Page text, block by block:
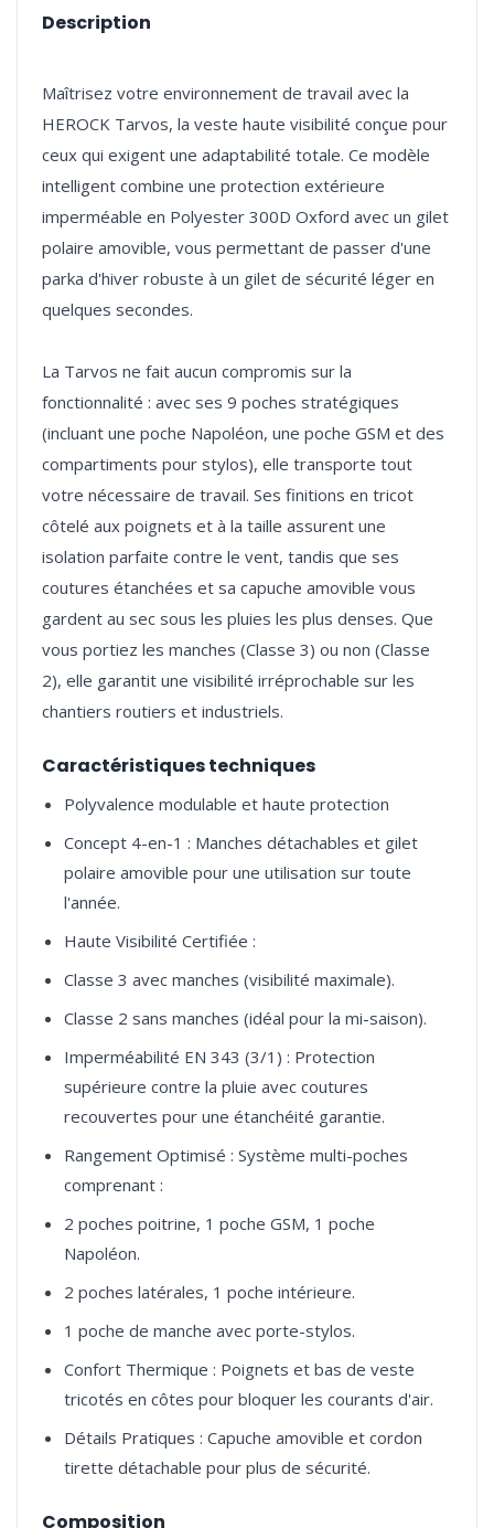
Description
Maîtrisez votre environnement de travail avec la
HEROCK Tarvos, la veste haute visibilité conçue pour
ceux qui exigent une adaptabilité totale. Ce modèle
intelligent combine une protection extérieure
imperméable en Polyester 300D Oxford avec un gilet
polaire amovible, vous permettant de passer d'une
parka d'hiver robuste à un gilet de sécurité léger en
quelques secondes.
La Tarvos ne fait aucun compromis sur la
fonctionnalité : avec ses 9 poches stratégiques
(incluant une poche Napoléon, une poche GSM et des
compartiments pour stylos), elle transporte tout
votre nécessaire de travail. Ses finitions en tricot
côtelé aux poignets et à la taille assurent une
isolation parfaite contre le vent, tandis que ses
coutures étanchées et sa capuche amovible vous
gardent au sec sous les pluies les plus denses. Que
vous portiez les manches (Classe 3) ou non (Classe
2), elle garantit une visibilité irréprochable sur les
Caractéristiques techniques
Polyvalence modulable et haute protection
Concept 4-en-1 : Manches détachables et gilet
polaire amovible pour une utilisation sur toute
l'année.
Haute Visibilité Certifiée :
Classe 3 avec manches (visibilité maximale).
Classe 2 sans manches (idéal pour la mi-saison).
Imperméabilité EN 343 (3/1) : Protection
supérieure contre la pluie avec coutures
recouvertes pour une étanchéité garantie.
Rangement Optimisé : Système multi-poches
comprenant :
2 poches poitrine, 1 poche GSM, 1 poche
Napoléon.
2 poches latérales, 1 poche intérieure.
1 poche de manche avec porte-stylos.
Confort Thermique : Poignets et bas de veste
tricotés en côtes pour bloquer les courants d'air.
Détails Pratiques : Capuche amovible et cordon
tirette détachable pour plus de sécurité.
Composition